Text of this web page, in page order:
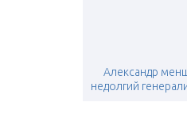
Александр
недолгий